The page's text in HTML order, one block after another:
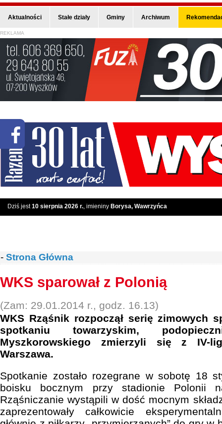
Aktualności Stałe działy Gminy Archiwum
REKLAMA
Dziś jest10 sierpnia 2026 r., imieniny Borysa, Wawrzyńca
- Strona Główna
WKS sparował z Polonią
(Zam: 29.01.2014 r., godz. 16.13)
WKS Rząśnik rozpoczął serię zimowych
spotkaniu towarzyskim,
Myszkorowskiego zmierzyli się z IV-
Warszawa.
Spotkanie zostało rozegrane w sobotę 18
boisku bocznym przy stadionie Polonii
Rząśniczanie wystąpili w dość mocnym
zaprezentowały całkowicie